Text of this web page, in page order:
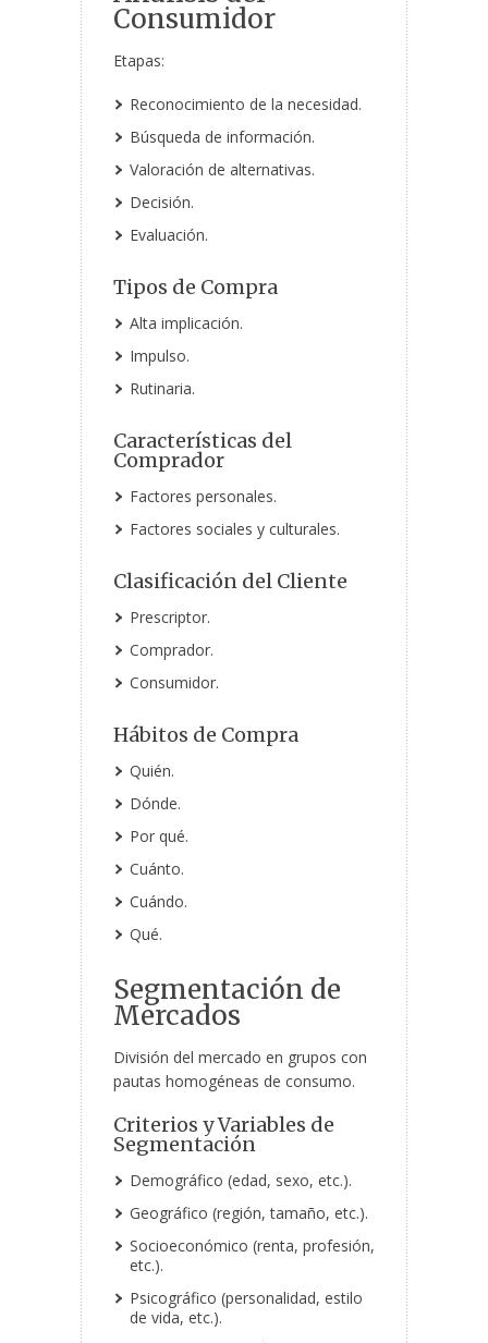
Consumidor
Etapas:
Reconocimiento de la necesidad.
Búsqueda de información.
Valoración de alternativas.
Decisión.
Evaluación.
Tipos de Compra
Alta implicación.
Impulso.
Rutinaria.
Características del
Comprador
Factores personales.
Factores sociales y culturales.
Clasificación del Cliente
Prescriptor.
Comprador.
Consumidor.
Hábitos de Compra
Quién.
Dónde.
Por qué.
Cuánto.
Cuándo.
Qué.
Segmentación de
Mercados
División del mercado en grupos con
pautas homogéneas de consumo.
Criterios y Variables de
Segmentación
Demográfico (edad, sexo, etc.).
Geográfico (región, tamaño, etc.).
Socioeconómico (renta, profesión,
etc.).
Psicográfico (personalidad, estilo
de vida, etc.).